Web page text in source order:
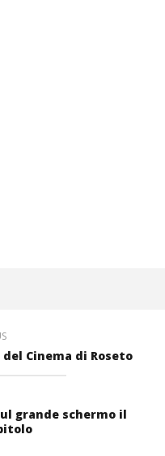
Cinema di Roseto
grande schermo il